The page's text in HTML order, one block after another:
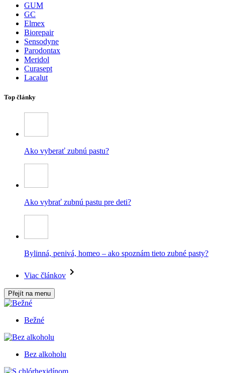
GUM
GC
Elmex
Biorepair
Sensodyne
Parodontax
Meridol
Curasept
Lacalut
Top články
Ako vyberať zubnú pastu?
Ako vybrať zubnú pastu pre deti?
Bylinná, penivá, homeo – ako spoznám tieto zubné pasty?
Viac článkov
Přejít na menu
Bežné
Bez alkoholu